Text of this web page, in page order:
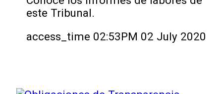
este Tribunal.
access_time 02:53PM 02 July 2020